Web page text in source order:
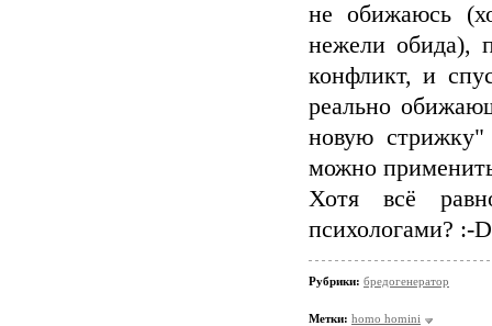
не обижаюсь
нежели обида),
конфликт, и
реально
новую
можно
Хотя всё
психологами? :-D
Рубрики: бредогенератор
Метки: homo homini